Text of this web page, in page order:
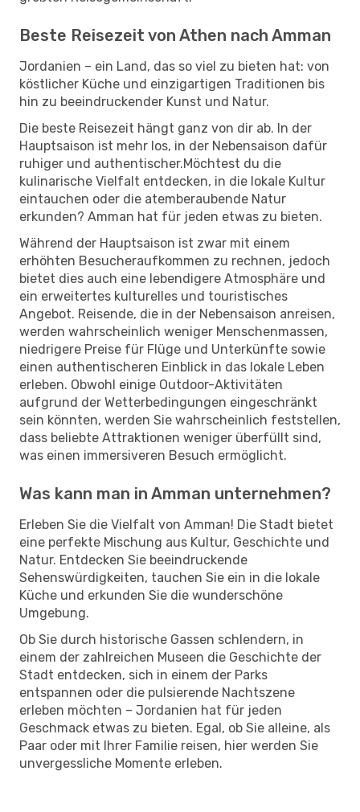
Beste Reisezeit von Athen nach Amman
Jordanien – ein Land, das so viel zu bieten hat: von
köstlicher Küche und einzigartigen Traditionen bis
hin zu beeindruckender Kunst und Natur.
Die beste Reisezeit hängt ganz von dir ab. In der
Hauptsaison ist mehr los, in der Nebensaison dafür
ruhiger und authentischer.Möchtest du die
kulinarische Vielfalt entdecken, in die lokale Kultur
eintauchen oder die atemberaubende Natur
erkunden? Amman hat für jeden etwas zu bieten.
Während der Hauptsaison ist zwar mit einem
erhöhten Besucheraufkommen zu rechnen, jedoch
bietet dies auch eine lebendigere Atmosphäre und
ein erweitertes kulturelles und touristisches
Angebot. Reisende, die in der Nebensaison anreisen,
werden wahrscheinlich weniger Menschenmassen,
niedrigere Preise für Flüge und Unterkünfte sowie
einen authentischeren Einblick in das lokale Leben
erleben. Obwohl einige Outdoor-Aktivitäten
aufgrund der Wetterbedingungen eingeschränkt
sein könnten, werden Sie wahrscheinlich feststellen,
dass beliebte Attraktionen weniger überfüllt sind,
was einen immersiveren Besuch ermöglicht.
Was kann man in Amman unternehmen?
Erleben Sie die Vielfalt von Amman! Die Stadt bietet
eine perfekte Mischung aus Kultur, Geschichte und
Natur. Entdecken Sie beeindruckende
Sehenswürdigkeiten, tauchen Sie ein in die lokale
Küche und erkunden Sie die wunderschöne
Umgebung.
Ob Sie durch historische Gassen schlendern, in
einem der zahlreichen Museen die Geschichte der
Stadt entdecken, sich in einem der Parks
entspannen oder die pulsierende Nachtszene
erleben möchten – Jordanien hat für jeden
Geschmack etwas zu bieten. Egal, ob Sie alleine, als
Paar oder mit Ihrer Familie reisen, hier werden Sie
unvergessliche Momente erleben.